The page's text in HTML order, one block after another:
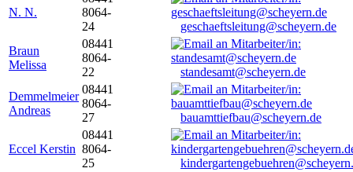
N. N.
8064-
24
geschaeftsleitung@scheyern.de
Braun
Melissa
08441
8064-
22
standesamt@scheyern.de
Demmelmeier
Andreas
08441
8064-
27
bauamttiefbau@scheyern.de
Eccel Kerstin
08441
8064-
25